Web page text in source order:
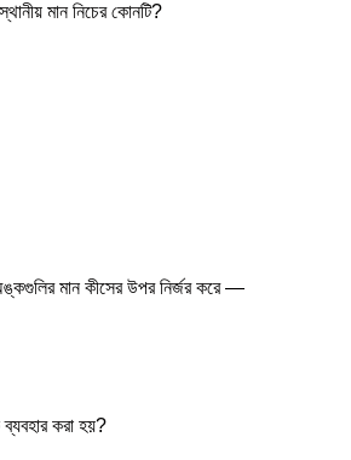
মান নিচের কোনটি?
মান কীসের উপর নির্জর করে —
করা হয়?